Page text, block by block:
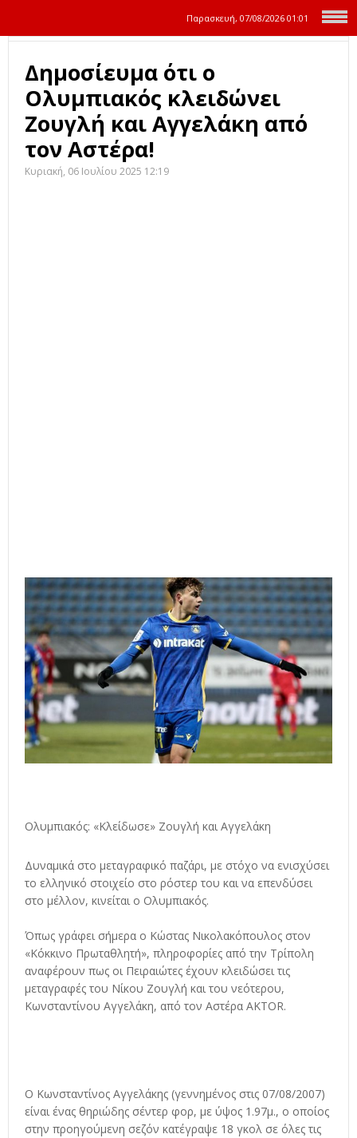
Παρασκευή, 07/08/2026 01:01
Δημοσίευμα ότι ο
Ολυμπιακός κλειδώνει
Ζουγλή και Αγγελάκη από
τον Αστέρα!
Κυριακή, 06 Ιουλίου 2025 12:19
Ολυμπιακός: «Κλείδωσε» Ζουγλή και Αγγελάκη
Δυναμικά στο μεταγραφικό παζάρι, με στόχο να ενισχύσει
το ελληνικό στοιχείο στο ρόστερ του και να επενδύσει
στο μέλλον, κινείται ο Ολυμπιακός.
Όπως γράφει σήμερα ο Κώστας Νικολακόπουλος στον
«Κόκκινο Πρωταθλητή», πληροφορίες από την Τρίπολη
αναφέρουν πως οι Πειραιώτες έχουν κλειδώσει τις
μεταγραφές του Νίκου Ζουγλή και του νεότερου,
Κωνσταντίνου Αγγελάκη, από τον Αστέρα AKTOR.
Ο Κωνσταντίνος Αγγελάκης (γεννημένος στις 07/08/2007)
είναι ένας θηριώδης σέντερ φορ, με ύψος 1.97μ., ο οποίος
στην προηγούμενη σεζόν κατέγραψε 18 γκολ σε όλες τις